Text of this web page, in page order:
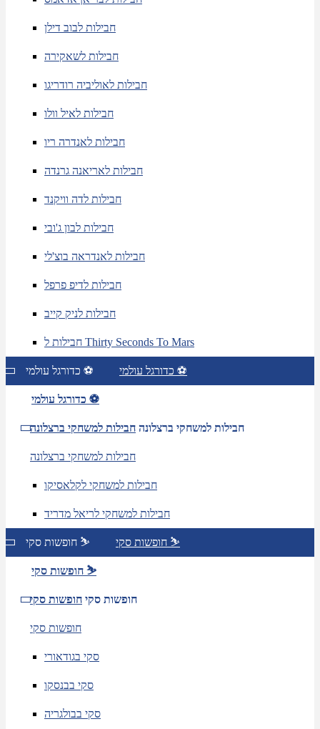
חבילות לבוב דילן
חבילות לשאקירה
חבילות לאוליביה רודריגו
חבילות לאיל וולו
חבילות לאנדרה ריו
חבילות לאריאנה גרנדה
חבילות לדה וויקנד
חבילות לבון ג'ובי
חבילות לאנדראה בוצ'לי
חבילות לדיפ פרפל
חבילות לניק קייב
חבילות ל Thirty Seconds To Mars
כדורגל עולמי ⚽ כדורגל עולמי ⚽
כדורגל עולמי ⚽
חבילות למשחקי ברצלונה חבילות למשחקי ברצלונה
חבילות למשחקי ברצלונה
חבילות למשחקי לקלאסיקו
חבילות למשחקי לריאל מדריד
חופשות סקי ⛷️ חופשות סקי ⛷️
חופשות סקי ⛷️
חופשות סקי חופשות סקי
חופשות סקי
סקי בגודאורי
סקי בבנסקו
סקי בבולגריה